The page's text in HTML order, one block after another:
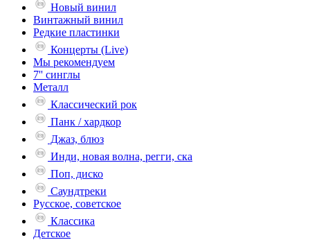
Новый винил
Винтажный винил
Редкие пластинки
Концерты (Live)
Мы рекомендуем
7'' синглы
Металл
Классический рок
Панк / хардкор
Джаз, блюз
Инди, новая волна, регги, ска
Поп, диско
Саундтреки
Русское, советское
Классика
Детское